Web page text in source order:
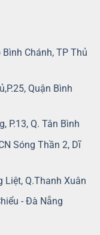
Chánh, TP Thủ
Quận Bình
P.13, Q. Tân Bình
Sóng Thần 2, Dĩ
Liệt, Q.Thanh Xuân
- Đà Nẵng